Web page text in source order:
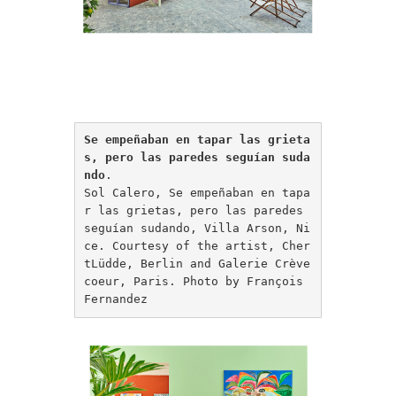
Se empeñaban en tapar las grieta
s, pero las paredes seguían suda
ndo.
Sol Calero, Se empeñaban en tapa
r las grietas, pero las paredes
seguían sudando, Villa Arson, Ni
ce. Courtesy of the artist, Cher
tLüdde, Berlin and Galerie Crève
coeur, Paris. Photo by François
Fernandez